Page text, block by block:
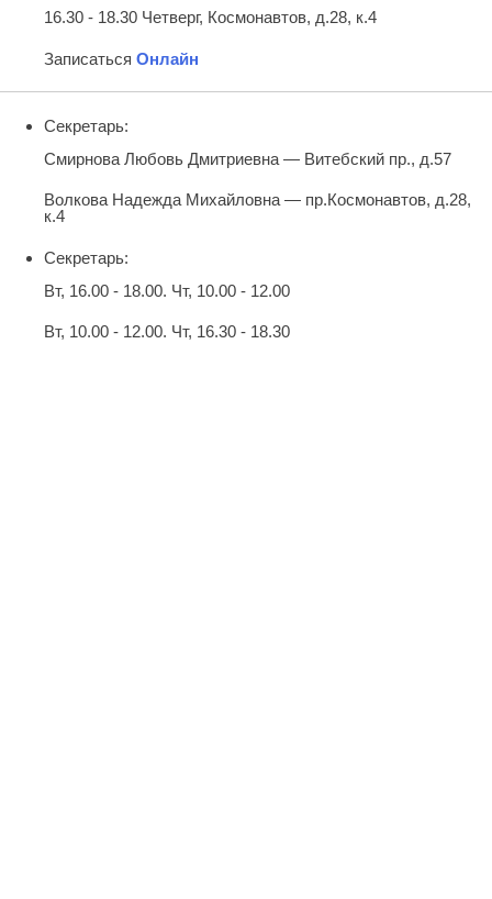
16.30 - 18.30 Четверг, Космонавтов, д.28, к.4
Записаться Онлайн
Секретарь:
Смирнова Любовь Дмитриевна — Витебский пр., д.57
Волкова Надежда Михайловна — пр.Космонавтов, д.28,
к.4
Секретарь:
Вт, 16.00 - 18.00. Чт, 10.00 - 12.00
Вт, 10.00 - 12.00. Чт, 16.30 - 18.30